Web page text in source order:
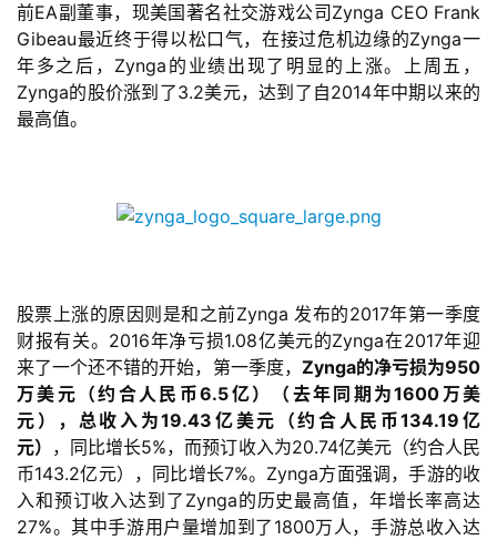
前EA副董事，现美国著名社交游戏公司Zynga CEO Frank
Gibeau最近终于得以松口气，在接过危机边缘的Zynga一
年多之后，Zynga的业绩出现了明显的上涨。上周五，
Zynga的股价涨到了3.2美元，达到了自2014年中期以来的
最高值。
股票上涨的原因则是和之前Zynga 发布的2017年第一季度
财报有关。2016年净亏损1.08亿美元的Zynga在2017年迎
来了一个还不错的开始，第一季度， Zynga的净亏损为950
万美元（约合人民币6.5亿）（去年同期为1600万美
元），总收入为19.43亿美元（约 合人民币134.19亿
元） ，同比增长5%，而预订收入为20.74亿美元（约合人民
币143.2亿元），同比增长7%。Zynga方面强调，手游的收
入和预订收入达到了Zynga的历史最高值，年增长率高达
27%。其中手游用户量增加到了1800万人，手游总收入达